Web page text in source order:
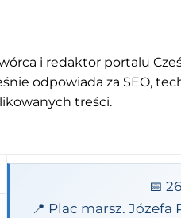
i redaktor portalu
odpowiada za SEO,
treści.
📅
📍 Plac marsz. Józefa